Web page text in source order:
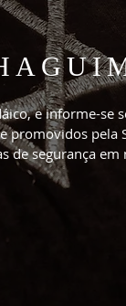
e informe-se
pela
de segurança